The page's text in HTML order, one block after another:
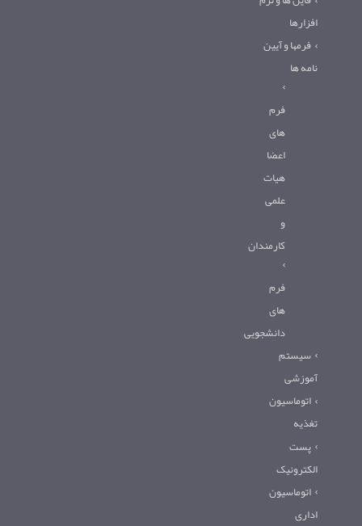
افزارها
فرمها و آیین
نامه ها
فرم
های
اعضا
هیات
علمی
و
کارمندان
فرم
های
دانشجویی
سیستم
آموزشی
اتوماسیون
تغذیه
پست
الکترونیک
اتوماسیون
اداری